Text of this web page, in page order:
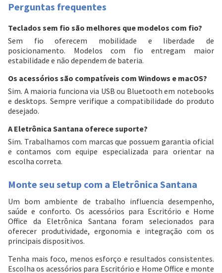
Perguntas frequentes
Teclados sem fio são melhores que modelos com fio?
Sem fio oferecem mobilidade e liberdade de
posicionamento. Modelos com fio entregam maior
estabilidade e não dependem de bateria.
Os acessórios são compatíveis com Windows e macOS?
Sim. A maioria funciona via USB ou Bluetooth em notebooks
e desktops. Sempre verifique a compatibilidade do produto
desejado.
A Eletrônica Santana oferece suporte?
Sim. Trabalhamos com marcas que possuem garantia oficial
e contamos com equipe especializada para orientar na
escolha correta.
Monte seu setup com a Eletrônica Santana
Um bom ambiente de trabalho influencia desempenho,
saúde e conforto. Os acessórios para Escritório e Home
Office da Eletrônica Santana foram selecionados para
oferecer produtividade, ergonomia e integração com os
principais dispositivos.
Tenha mais foco, menos esforço e resultados consistentes.
Escolha os acessórios para Escritório e Home Office e monte